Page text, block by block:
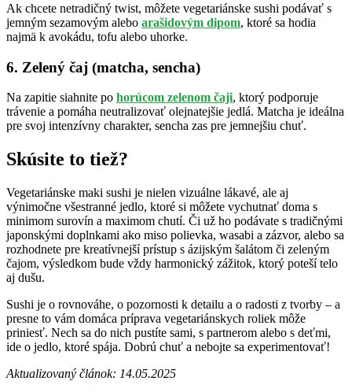
Ak chcete netradičný twist, môžete vegetariánske sushi podávať s
jemným sezamovým alebo arašidovým dipom, ktoré sa hodia
najmä k avokádu, tofu alebo uhorke.
6. Zelený čaj (matcha, sencha)
Na zapitie siahnite po horúcom zelenom čaji, ktorý podporuje
trávenie a pomáha neutralizovať olejnatejšie jedlá. Matcha je ideálna
pre svoj intenzívny charakter, sencha zas pre jemnejšiu chuť.
Skúsite to tiež?
Vegetariánske maki sushi je nielen vizuálne lákavé, ale aj
výnimočne všestranné jedlo, ktoré si môžete vychutnať doma s
minimom surovín a maximom chutí. Či už ho podávate s tradičnými
japonskými doplnkami ako miso polievka, wasabi a zázvor, alebo sa
rozhodnete pre kreatívnejší prístup s ázijským šalátom či zeleným
čajom, výsledkom bude vždy harmonický zážitok, ktorý poteší telo
aj dušu.
Sushi je o rovnováhe, o pozornosti k detailu a o radosti z tvorby – a
presne to vám domáca príprava vegetariánskych roliek môže
priniesť. Nech sa do nich pustíte sami, s partnerom alebo s deťmi,
ide o jedlo, ktoré spája. Dobrú chuť a nebojte sa experimentovať!
Aktualizovaný článok: 14.05.2025